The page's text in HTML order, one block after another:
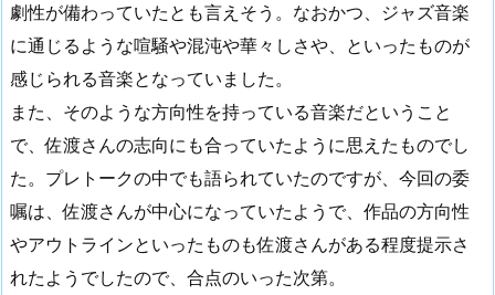
劇性が備わっていたとも言えそう。なおかつ、ジャズ音楽
に通じるような喧騒や混沌や華々しさや、といったものが
感じられる音楽となっていました。
また、そのような方向性を持っている音楽だということ
で、佐渡さんの志向にも合っていたように思えたものでし
た。プレトークの中でも語られていたのですが、今回の委
嘱は、佐渡さんが中心になっていたようで、作品の方向性
やアウトラインといったものも佐渡さんがある程度提示さ
れたようでしたので、合点のいった次第。